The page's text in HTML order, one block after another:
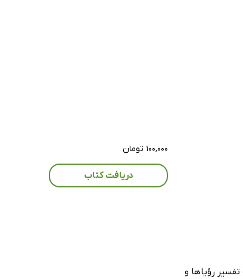
رؤیاها و
۱۰۰,۰۰۰ تومان
دریافت کتاب